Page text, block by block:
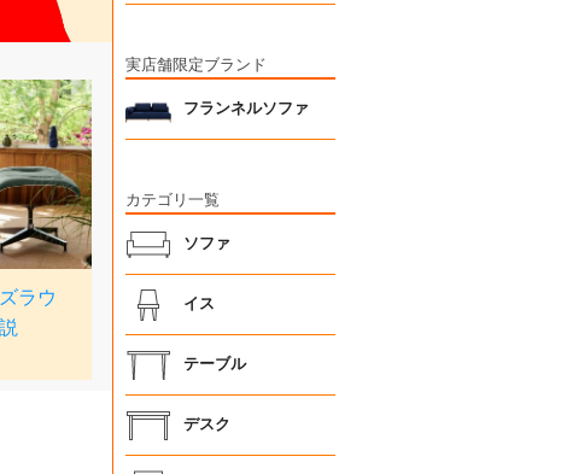
実店舗限定ブランド
フランネルソファ
カテゴリ一覧
ソファ
イス
テーブル
デスク